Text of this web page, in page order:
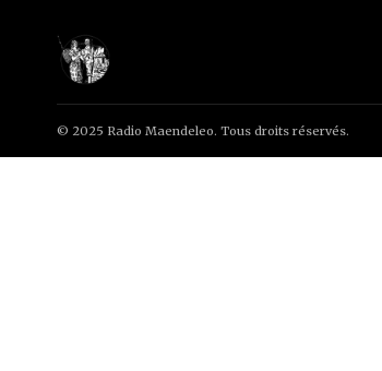
© 2025 Radio Maendeleo. Tous droits réservés.